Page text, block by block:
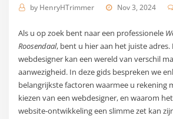
by HenryHTrimmer Nov 3, 2024
Als u op zoek bent naar een professionele
Roosendaal, bent u hier aan het juiste adres.
webdesigner kan een wereld van verschil
aanwezigheid. In deze gids bespreken we
belangrijkste factoren waarmee u rekening
kiezen van een webdesigner, en waarom
website-ontwikkeling een slimme zet kan